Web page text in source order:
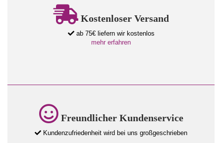
Kostenloser Versand
ab 75€ liefern wir kostenlos
mehr erfahren
Freundlicher Kundenservice
Kundenzufriedenheit wird bei uns großgeschrieben